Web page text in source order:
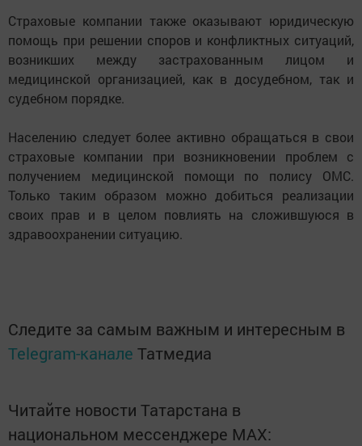
Страховые компании также оказывают юридическую
помощь при решении споров и конфликтных ситуаций,
возникших между застрахованным лицом и
медицинской организацией, как в досудебном, так и
судебном порядке.
Населению следует более активно обращаться в свои
страховые компании при возникновении проблем с
получением медицинской помощи по полису ОМС.
Только таким образом можно добиться реализации
своих прав и в целом повлиять на сложившуюся в
здравоохранении ситуацию.
Следите за самым важным и интересным в
Telegram-канале Татмедиа
Читайте новости Татарстана в
национальном мессенджере MАХ: